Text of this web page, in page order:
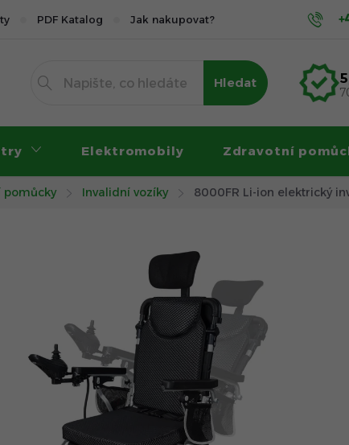
PDF Katalog Jak nakupovat? Servis a záruka
Hledat
Elektromobily Zdravotní
pomůcky Invalidní vozíky 8000FR Li-ion elektrický